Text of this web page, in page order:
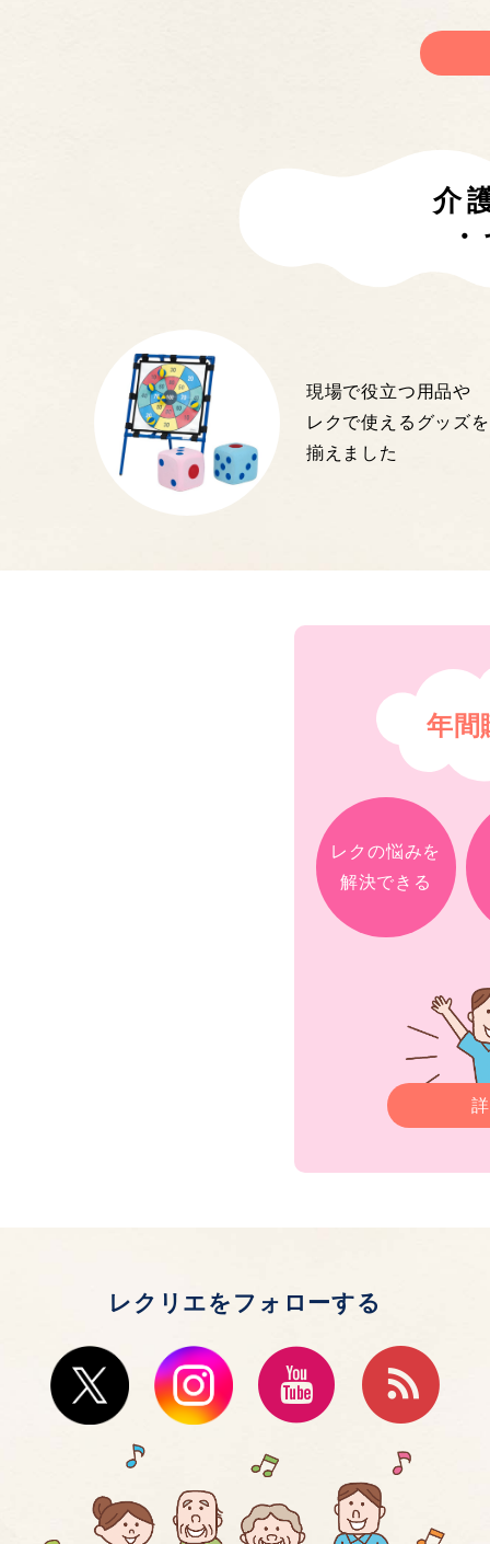
介
現場で役立つ用品や
レクで使えるグッズを
揃えました
年間
レクの悩みを
解決できる
レクリエをフォローする